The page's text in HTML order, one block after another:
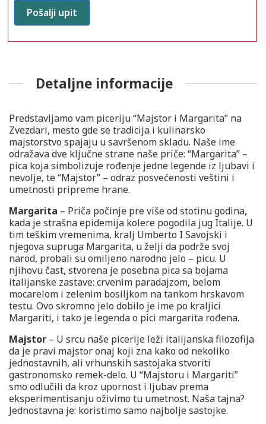
Detaljne informacije
Predstavljamo vam piceriju “Majstor i Margarita” na
Zvezdari, mesto gde se tradicija i kulinarsko
majstorstvo spajaju u savršenom skladu. Naše ime
odražava dve ključne strane naše priče: “Margarita” –
pica koja simbolizuje rođenje jedne legende iz ljubavi i
nevolje, te “Majstor” – odraz posvećenosti veštini i
umetnosti pripreme hrane.
Margarita – Priča počinje pre više od stotinu godina,
kada je strašna epidemija kolere pogodila jug Italije. U
tim teškim vremenima, kralj Umberto I Savojski i
njegova supruga Margarita, u želji da podrže svoj
narod, probali su omiljeno narodno jelo – picu. U
njihovu čast, stvorena je posebna pica sa bojama
italijanske zastave: crvenim paradajzom, belom
mocarelom i zelenim bosiljkom na tankom hrskavom
testu. Ovo skromno jelo dobilo je ime po kraljici
Margariti, i tako je legenda o pici margarita rođena.
Majstor – U srcu naše picerije leži italijanska filozofija
da je pravi majstor onaj koji zna kako od nekoliko
jednostavnih, ali vrhunskih sastojaka stvoriti
gastronomsko remek-delo. U “Majstoru i Margariti”
smo odlučili da kroz upornost i ljubav prema
eksperimentisanju oživimo tu umetnost. Naša tajna?
Jednostavna je: koristimo samo najbolje sastojke.